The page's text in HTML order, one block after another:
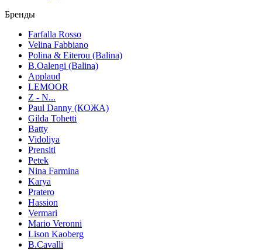
Бренды
Farfalla Rosso
Velina Fabbiano
Polina & Eiterou (Balina)
B.Oalengi (Balina)
Applaud
LEMOOR
Z - N...
Paul Danny (КОЖА)
Gilda Tohetti
Batty
Vidoliya
Prensiti
Petek
Nina Farmina
Karya
Pratero
Hassion
Vermari
Mario Veronni
Lison Kaoberg
B.Cavalli